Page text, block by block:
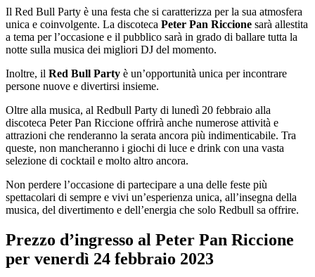
Il Red Bull Party è una festa che si caratterizza per la sua atmosfera
unica e coinvolgente. La discoteca Peter Pan Riccione sarà allestita
a tema per l’occasione e il pubblico sarà in grado di ballare tutta la
notte sulla musica dei migliori DJ del momento.
Inoltre, il Red Bull Party è un’opportunità unica per incontrare
persone nuove e divertirsi insieme.
Oltre alla musica, al Redbull Party di lunedì 20 febbraio alla
discoteca Peter Pan Riccione offrirà anche numerose attività e
attrazioni che renderanno la serata ancora più indimenticabile. Tra
queste, non mancheranno i giochi di luce e drink con una vasta
selezione di cocktail e molto altro ancora.
Non perdere l’occasione di partecipare a una delle feste più
spettacolari di sempre e vivi un’esperienza unica, all’insegna della
musica, del divertimento e dell’energia che solo Redbull sa offrire.
Prezzo d’ingresso al Peter Pan Riccione
per venerdì 24 febbraio 2023